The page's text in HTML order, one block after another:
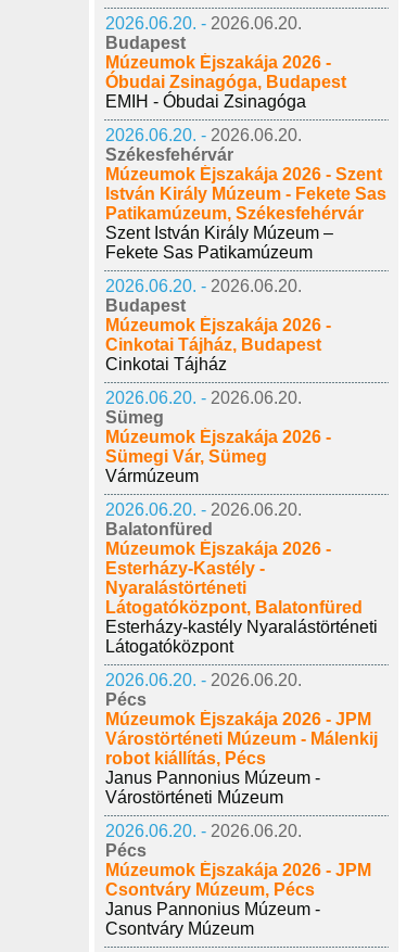
2026.06.20. - 2026.06.20.
Budapest
Múzeumok Éjszakája 2026 -
Óbudai Zsinagóga, Budapest
EMIH - Óbudai Zsinagóga
2026.06.20. - 2026.06.20.
Székesfehérvár
Múzeumok Éjszakája 2026 - Szent
István Király Múzeum - Fekete Sas
Patikamúzeum, Székesfehérvár
Szent István Király Múzeum –
Fekete Sas Patikamúzeum
2026.06.20. - 2026.06.20.
Budapest
Múzeumok Éjszakája 2026 -
Cinkotai Tájház, Budapest
Cinkotai Tájház
2026.06.20. - 2026.06.20.
Sümeg
Múzeumok Éjszakája 2026 -
Sümegi Vár, Sümeg
Vármúzeum
2026.06.20. - 2026.06.20.
Balatonfüred
Múzeumok Éjszakája 2026 -
Esterházy-Kastély -
Nyaralástörténeti
Látogatóközpont, Balatonfüred
Esterházy-kastély Nyaralástörténeti
Látogatóközpont
2026.06.20. - 2026.06.20.
Pécs
Múzeumok Éjszakája 2026 - JPM
Várostörténeti Múzeum - Málenkij
robot kiállítás, Pécs
Janus Pannonius Múzeum -
Várostörténeti Múzeum
2026.06.20. - 2026.06.20.
Pécs
Múzeumok Éjszakája 2026 - JPM
Csontváry Múzeum, Pécs
Janus Pannonius Múzeum -
Csontváry Múzeum